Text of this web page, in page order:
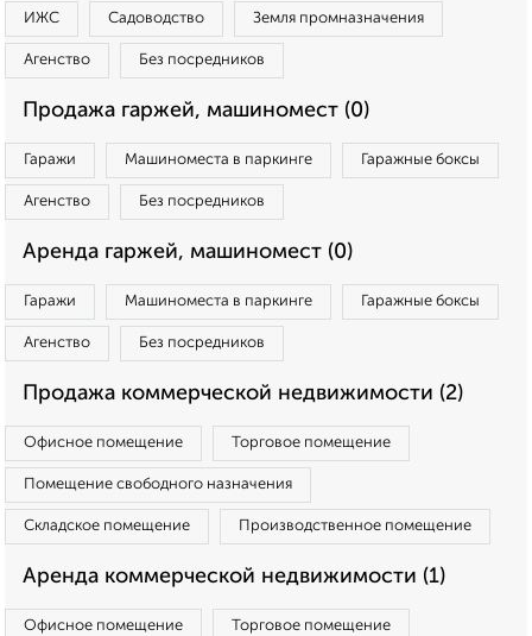
ИЖС Садоводство Земля промназначения
Агенство Без посредников
Продажа гаржей, машиномест (0)
Гаражи Машиноместа в паркинге Гаражные боксы
Агенство Без посредников
Аренда гаржей, машиномест (0)
Гаражи Машиноместа в паркинге Гаражные боксы
Агенство Без посредников
Продажа коммерческой недвижимости (2)
Офисное помещение Торговое помещение
Помещение свободного назначения
Складское помещение Производственное помещение
Аренда коммерческой недвижимости (1)
Офисное помещение Торговое помещение